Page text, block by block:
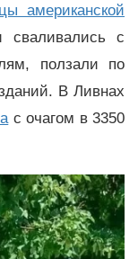
американской
с
ползали по
В Ливнах
с очагом в 3350